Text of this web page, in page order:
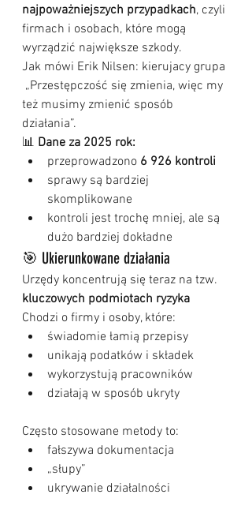
najpoważniejszych przypadkach, czyli
firmach i osobach, które mogą
wyrządzić największe szkody.
Jak mówi Erik Nilsen: kierujacy grupa
też musimy zmienić sposób
działania”.
📊 Dane za 2025 rok:
przeprowadzono 6 926 kontroli
sprawy są bardziej
skomplikowane
kontroli jest trochę mniej, ale są
dużo bardziej dokładne
🎯 Ukierunkowane działania
Urzędy koncentrują się teraz na tzw.
kluczowych podmiotach ryzyka
Chodzi o firmy i osoby, które:
świadomie łamią przepisy
unikają podatków i składek
wykorzystują pracowników
działają w sposób ukryty
Często stosowane metody to:
fałszywa dokumentacja
„słupy”
ukrywanie działalności